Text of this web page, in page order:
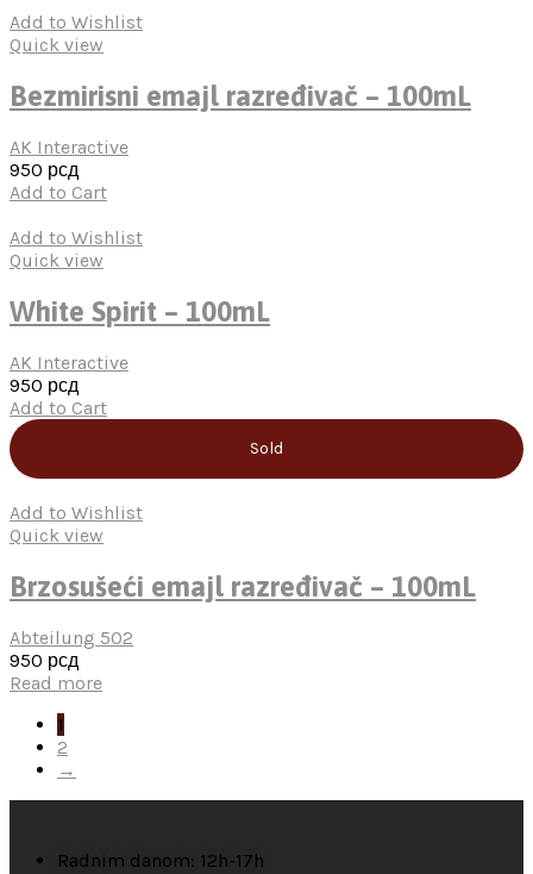
Add to Wishlist
Quick view
Bezmirisni emajl razređivač – 100mL
AK Interactive
950 рсд
Add to Cart
Add to Wishlist
Quick view
White Spirit – 100mL
AK Interactive
950 рсд
Add to Cart
Sold
Add to Wishlist
Quick view
Brzosušeći emajl razređivač – 100mL
Abteilung 502
950 рсд
Read more
1
2
→
Radnim danom: 12h-17h